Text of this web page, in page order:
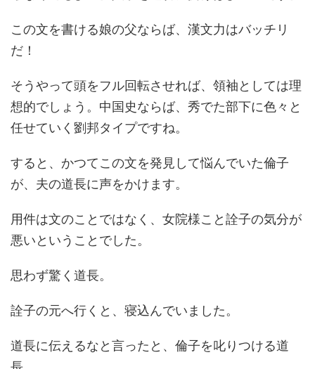
この文を書ける娘の父ならば、漢文力はバッチリ
だ！
そうやって頭をフル回転させれば、領袖としては理
想的でしょう。中国史ならば、秀でた部下に色々と
任せていく劉邦タイプですね。
すると、かつてこの文を発見して悩んでいた倫子
が、夫の道長に声をかけます。
用件は文のことではなく、女院様こと詮子の気分が
悪いということでした。
思わず驚く道長。
詮子の元へ行くと、寝込んでいました。
道長に伝えるなと言ったと、倫子を叱りつける道